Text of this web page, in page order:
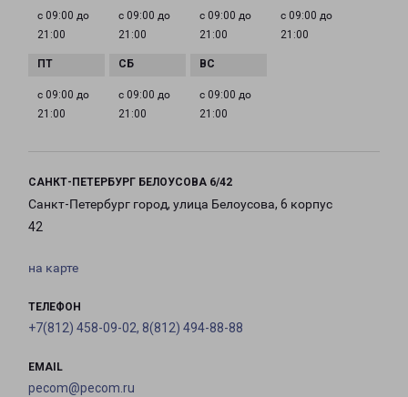
с 09:00 до
21:00
с 09:00 до
21:00
с 09:00 до
21:00
с 09:00 до
21:00
с 09:00 до
21:00
с 09:00 до
21:00
с 09:00 до
21:00
САНКТ-ПЕТЕРБУРГ БЕЛОУСОВА 6/42
Санкт-Петербург город, улица Белоусова, 6 корпус
42
на карте
ТЕЛЕФОН
+7(812) 458-09-02, 8(812) 494-88-88
EMAIL
pecom@pecom.ru